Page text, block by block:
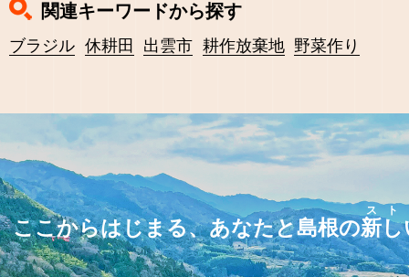
関連キーワードから探す
ブラジル 休耕田 出雲市 耕作放棄地 野菜作り
ここからはじまる、あなたと島根の新し
スト